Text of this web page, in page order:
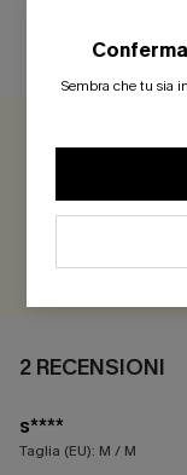
Guadagna più
2 RECENSIONI
s****
Taglia (EU): M / M
Sembra che tu sia in